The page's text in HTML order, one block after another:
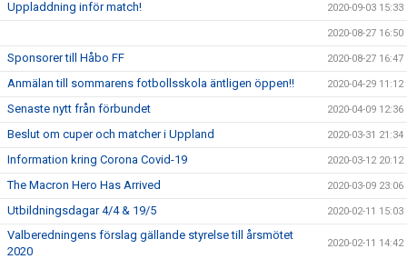
Uppladdning inför match! 2020-09-03 15:33
2020-08-27 16:50
Sponsorer till Håbo FF 2020-08-27 16:47
Anmälan till sommarens fotbollsskola äntligen öppen!! 2020-04-29 11:12
Senaste nytt från förbundet 2020-04-09 12:36
Beslut om cuper och matcher i Uppland 2020-03-31 21:34
Information kring Corona Covid-19 2020-03-12 20:12
The Macron Hero Has Arrived 2020-03-09 23:06
Utbildningsdagar 4/4 & 19/5 2020-02-11 15:03
Valberedningens förslag gällande styrelse till årsmötet
2020
2020-02-11 14:42